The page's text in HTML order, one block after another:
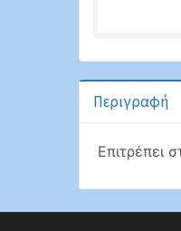
Περιγραφή
Επιτρέπει